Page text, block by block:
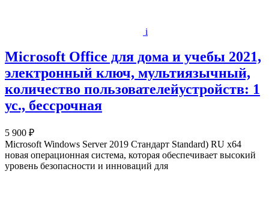
i
Microsoft Office для дома и учебы 2021,
электронный ключ, мультиязычный,
количество пользователейустройств: 1
ус., бессрочная
5 900 ₽
Microsoft Windows Server 2019 Стандарт Standard) RU x64
новая операционная система, которая обеспечивает высокий
уровень безопасности и инноваций для